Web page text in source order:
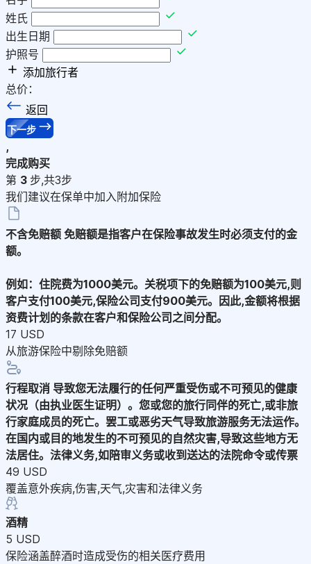
姓氏
出生日期
护照号
添加旅行者
总价：
返回
下一步
,
完成购买
第 3 步,共3步
我们建议在保单中加入附加保险
不含免赔额 免赔额是指客户在保险事故发生时必须支付的金
额。
例如：住院费为1000美元。关税项下的免赔额为100美元,则
客户支付100美元,保险公司支付900美元。因此,金额将根据
资费计划的条款在客户和保险公司之间分配。
17 USD
从旅游保险中剔除免赔额
行程取消 导致您无法履行的任何严重受伤或不可预见的健康
状况（由执业医生证明）。您或您的旅行同伴的死亡,或非旅
行家庭成员的死亡。罢工或恶劣天气导致旅游服务无法运作。
在国内或目的地发生的不可预见的自然灾害,导致这些地方无
法居住。法律义务,如陪审义务或收到送达的法院命令或传票
49 USD
覆盖意外疾病,伤害,天气,灾害和法律义务
酒精
5 USD
保险涵盖醉酒时造成受伤的相关医疗费用